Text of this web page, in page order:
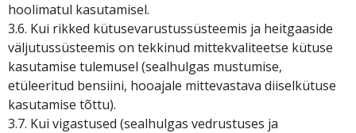
hoolimatul kasutamisel.
3.6. Kui rikked kütusevarustussüsteemis ja heitgaaside
väljutussüsteemis on tekkinud mittekvaliteetse kütuse
kasutamise tulemusel (sealhulgas mustumise,
etüleeritud bensiini, hooajale mittevastava diiselkütuse
kasutamise tõttu).
3.7. Kui vigastused (sealhulgas vedrustuses ja